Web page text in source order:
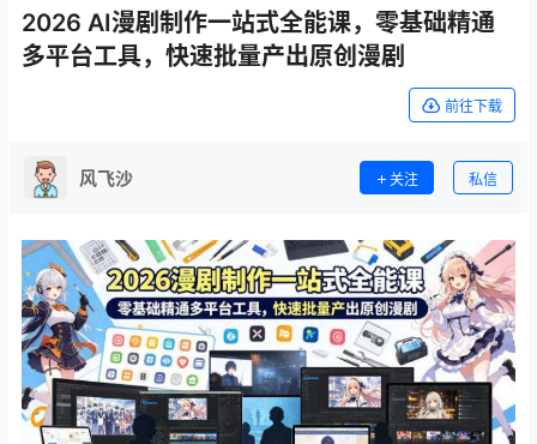
2026 AI漫剧制作一站式全能课，零基础精通
多平台工具，快速批量产出原创漫剧
前往下载
风飞沙 关注 私信